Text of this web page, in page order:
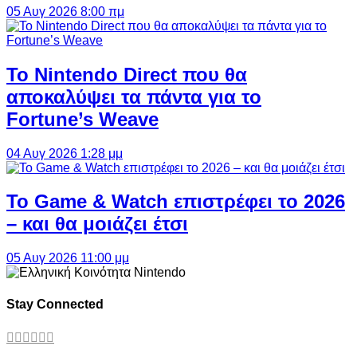
05 Αυγ 2026 8:00 πμ
Το Nintendo Direct που θα
αποκαλύψει τα πάντα για το
Fortune’s Weave
04 Αυγ 2026 1:28 μμ
Το Game & Watch επιστρέφει το 2026
– και θα μοιάζει έτσι
05 Αυγ 2026 11:00 μμ
Stay Connected